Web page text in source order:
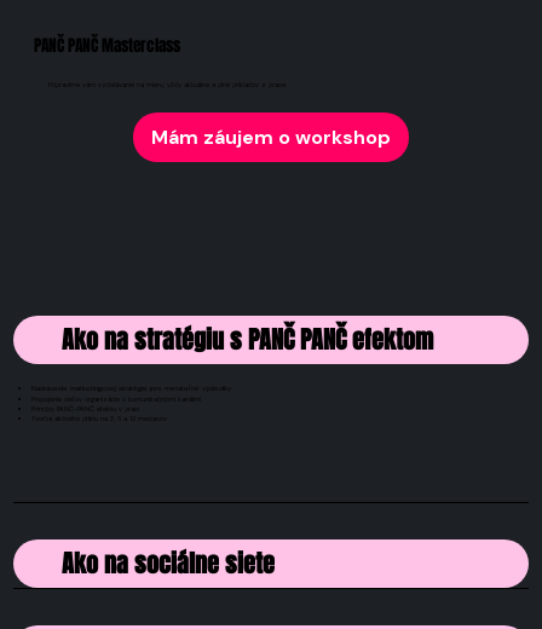
PANČ PANČ Masterclass
Pripravíme vám vzdelávanie na mieru, vždy aktuálne a plné príkladov z praxe.
Mám záujem o workshop
Ako na stratégiu s PANČ PANČ efektom
Nastavenie marketingovej stratégie pre merateľné výsledky
Prepojenie cieľov organizácie s komunikačnými kanálmi
Princípy PANČ-PANČ efektu v praxi
Ako na sociálne siete